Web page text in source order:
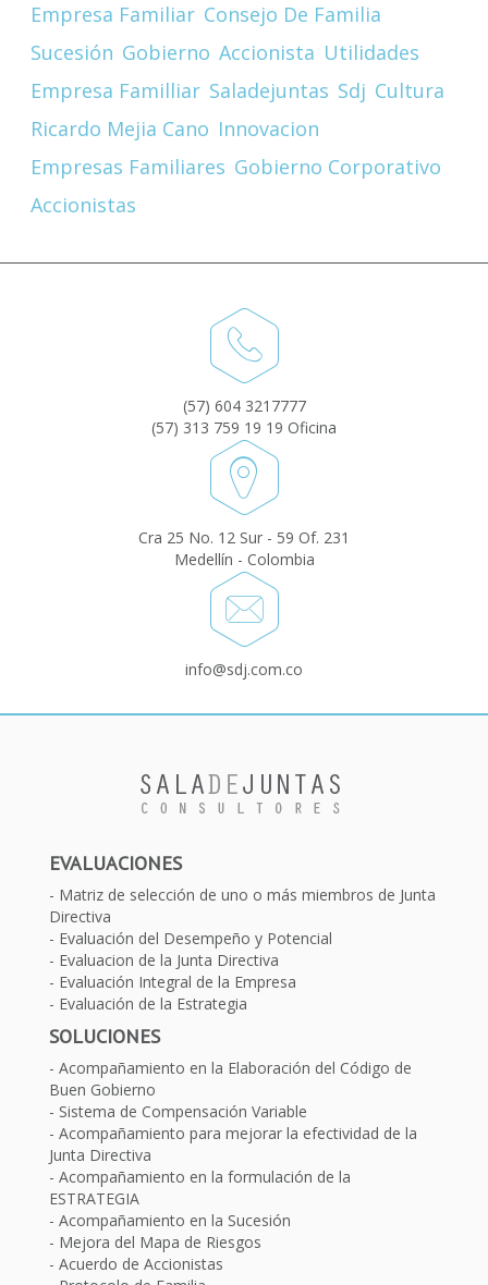
Empresa Familiar Consejo De Familia
Sucesión Gobierno Accionista Utilidades
Empresa Familliar Saladejuntas Sdj Cultura
Ricardo Mejia Cano Innovacion
Empresas Familiares Gobierno Corporativo
Accionistas
(57) 604 3217777
(57) 313 759 19 19 Oficina
Cra 25 No. 12 Sur - 59 Of. 231
Medellín - Colombia
info@sdj.com.co
EVALUACIONES
Matriz de selección de uno o más miembros de Junta
Directiva
Evaluación del Desempeño y Potencial
Evaluacion de la Junta Directiva
Evaluación Integral de la Empresa
Evaluación de la Estrategia
SOLUCIONES
Acompañamiento en la Elaboración del Código de
Buen Gobierno
Sistema de Compensación Variable
Acompañamiento para mejorar la efectividad de la
Junta Directiva
Acompañamiento en la formulación de la
ESTRATEGIA
Acompañamiento en la Sucesión
Mejora del Mapa de Riesgos
Acuerdo de Accionistas